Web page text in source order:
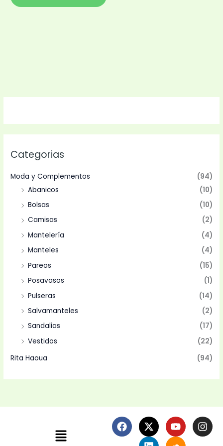
Categorias
Moda y Complementos
(94)
Abanicos
(10)
Bolsas
(10)
Camisas
(2)
Mantelería
(4)
Manteles
(4)
Pareos
(15)
Posavasos
(1)
Pulseras
(14)
Salvamanteles
(2)
Sandalias
(17)
Vestidos
(22)
Rita Haoua
(94)
Menú
F
a
c
X
-
t
Y
o
u
I
n
s
L
i
n
S
o
u